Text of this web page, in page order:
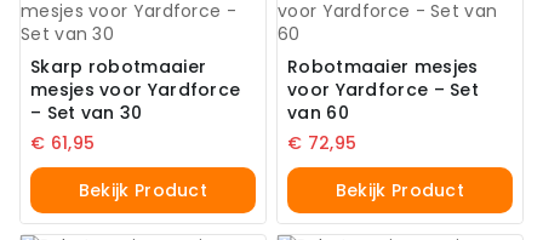
Skarp robotmaaier
mesjes voor Yardforce
– Set van 30
€ 61,95
Bekijk Product
Robotmaaier mesjes
voor Yardforce – Set
van 60
€ 72,95
Bekijk Product